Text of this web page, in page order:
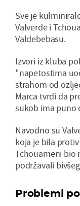
Sve je
Valverde i
Valdebebasu.
Izvori iz kluba
"napetostima
strahom od
Marca tvrdi da
sukob ima puno
Navodno su
koja je bila
Tchouameni bio
podržavali
Problemi